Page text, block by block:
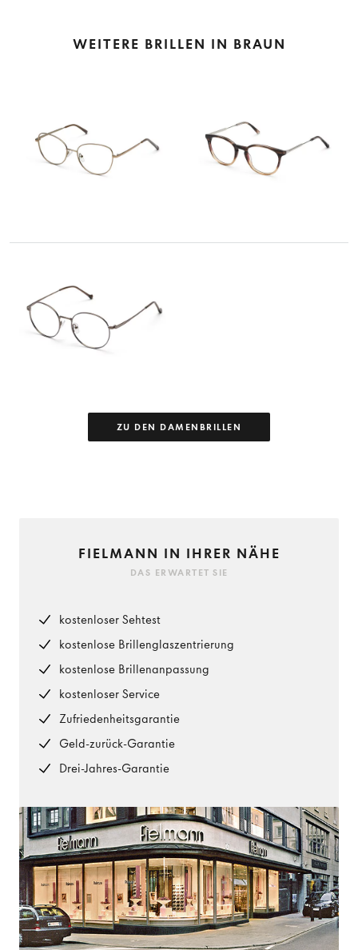
WEITERE BRILLEN IN BRAUN
ZU DEN DAMENBRILLEN
FIELMANN IN IHRER NÄHE
DAS ERWARTET SIE
kostenloser Sehtest
kostenlose Brillenglaszentrierung
kostenlose Brillenanpassung
kostenloser Service
Zufriedenheitsgarantie
Geld-zurück-Garantie
Drei-Jahres-Garantie